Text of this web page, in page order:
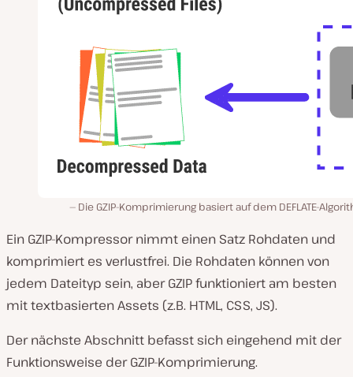
Die GZIP-Komprimierung basiert auf dem DEFLATE-
Ein GZIP-Kompressor nimmt einen Satz Rohdaten und
komprimiert es verlustfrei. Die Rohdaten können von
jedem Dateityp sein, aber GZIP funktioniert am besten
mit textbasierten Assets (z.B. HTML, CSS, JS).
Der nächste Abschnitt befasst sich eingehend mit der
Funktionsweise der GZIP-Komprimierung.